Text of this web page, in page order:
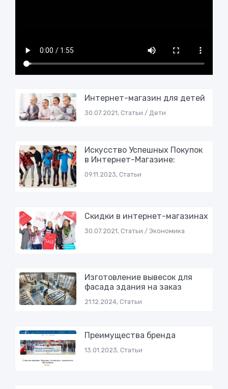
Интернет-магазин для детей
30.07.2021, Статьи / Дети
Искусство Успешных Покупок
в Интернет-Магазине:
09.11.2023, Статьи
Скидки в интернет-магазинах
30.07.2021, Статьи / Экономика
Изготовление вывесок для
фасада здания на заказ
21.12.2024, Статьи
Преимущества бренда
13.01.2023, Статьи